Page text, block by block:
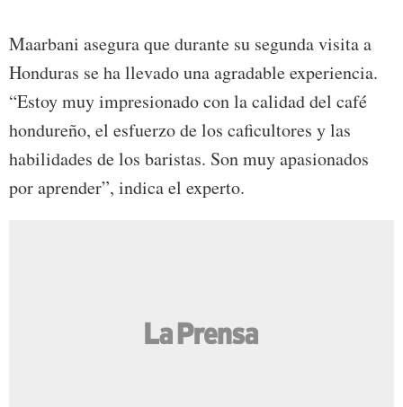
Maarbani asegura que durante su segunda visita a
Honduras se ha llevado una agradable experiencia.
“Estoy muy impresionado con la calidad del café
hondureño, el esfuerzo de los caficultores y las
habilidades de los baristas. Son muy apasionados
por aprender”, indica el experto.